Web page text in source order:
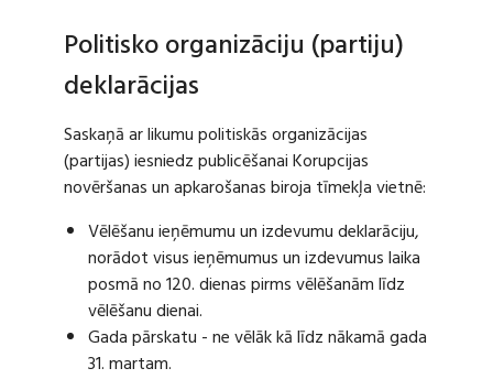
Politisko organizāciju (partiju)
deklarācijas
Saskaņā ar likumu politiskās organizācijas
(partijas) iesniedz publicēšanai Korupcijas
novēršanas un apkarošanas biroja tīmekļa vietnē:
Vēlēšanu ieņēmumu un izdevumu deklarāciju,
norādot visus ieņēmumus un izdevumus laika
posmā no 120. dienas pirms vēlēšanām līdz
vēlēšanu dienai.
Gada pārskatu - ne vēlāk kā līdz nākamā gada
31. martam.